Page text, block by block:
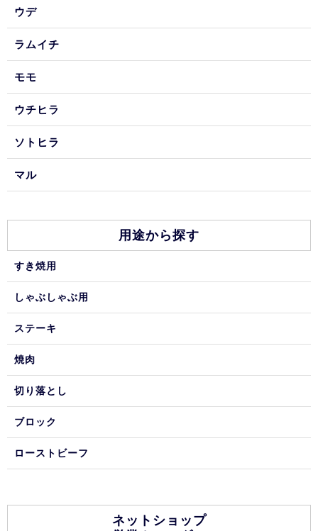
ウデ
ラムイチ
モモ
ウチヒラ
ソトヒラ
マル
用途から探す
すき焼用
しゃぶしゃぶ用
ステーキ
焼肉
切り落とし
ブロック
ローストビーフ
ネットショップ